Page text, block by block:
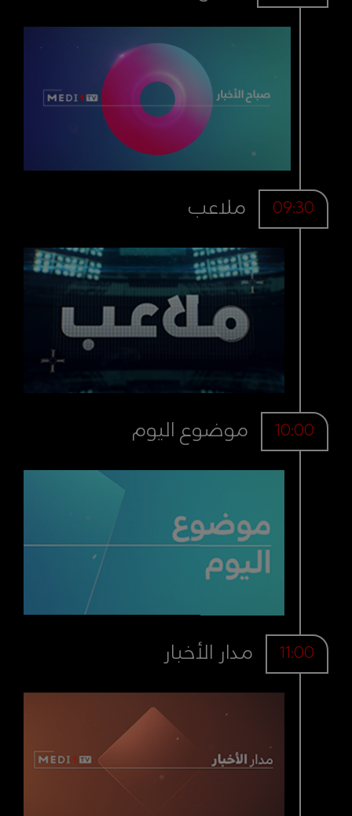
09:30 ملاعب
10:00 موضوع اليوم
11:00 مدار الأخبار